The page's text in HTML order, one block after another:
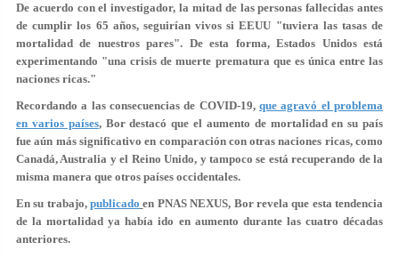
De acuerdo con el investigador, la mitad de las personas fallecidas antes
de cumplir los 65 años, seguirían vivos si EEUU "tuviera las tasas de
mortalidad de nuestros pares". De esta forma, Estados Unidos está
experimentando "una crisis de muerte prematura que es única entre las
naciones ricas."
Recordando a las consecuencias de COVID-19, que agravó el problema
en varios países,Bor destacó que el aumento de mortalidad en su país
fue aún más significativo en comparación con otras naciones ricas, como
Canadá, Australia y el Reino Unido, y tampoco se está recuperando de la
misma manera que otros países occidentales.
En su trabajo,publicado en PNAS NEXUS, Bor revela que esta tendencia
de la mortalidad ya había ido en aumento durante las cuatro décadas
anteriores.